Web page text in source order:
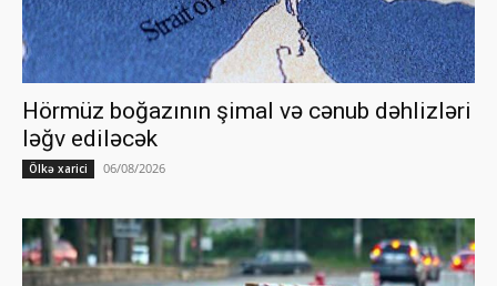
Hörmüz boğazının şimal və cənub dəhlizləri
ləğv ediləcək
Ölkə xarici 06/08/2026